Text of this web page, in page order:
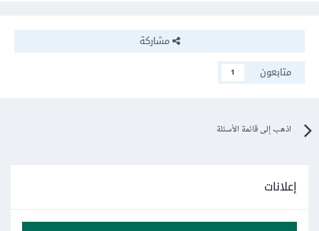
مشاركة
متابعون
1
اذهب إلى قائمة الأسئلة
إعلانات